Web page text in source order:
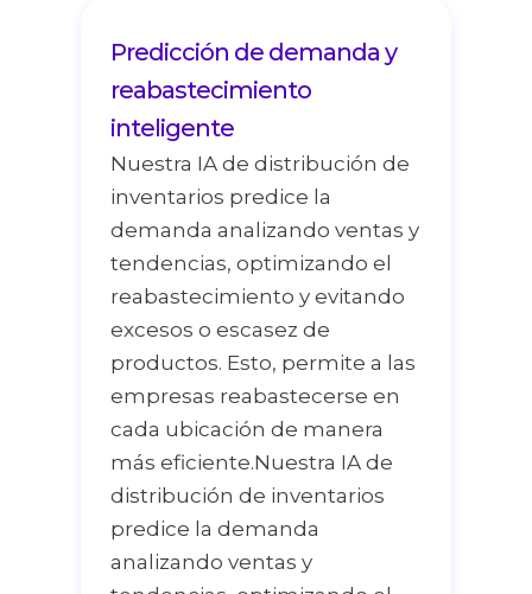
Predicción de demanda y
reabastecimiento
inteligente
Nuestra IA de distribución de
inventarios predice la
demanda analizando ventas y
tendencias, optimizando el
reabastecimiento y evitando
excesos o escasez de
productos. Esto, permite a las
empresas reabastecerse en
cada ubicación de manera
más eficiente.Nuestra IA de
distribución de inventarios
predice la demanda
analizando ventas y